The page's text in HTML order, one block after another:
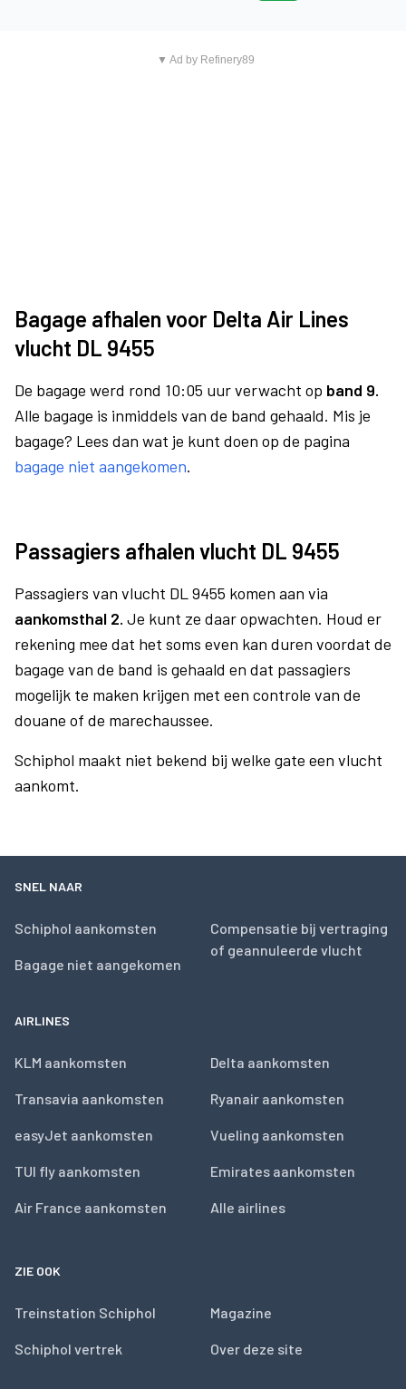
▼ Ad by Refinery89
Bagage afhalen voor Delta Air Lines
vlucht DL 9455
De bagage werd rond 10:05 uur verwacht op band 9.
Alle bagage is inmiddels van de band gehaald. Mis je
bagage? Lees dan wat je kunt doen op de pagina
bagage niet aangekomen.
Passagiers afhalen vlucht DL 9455
Passagiers van vlucht DL 9455 komen aan via
aankomsthal 2. Je kunt ze daar opwachten. Houd er
rekening mee dat het soms even kan duren voordat de
bagage van de band is gehaald en dat passagiers
mogelijk te maken krijgen met een controle van de
douane of de marechaussee.
Schiphol maakt niet bekend bij welke gate een vlucht
aankomt.
SNEL NAAR
Schiphol aankomsten
Bagage niet aangekomen
Compensatie bij vertraging
of geannuleerde vlucht
AIRLINES
KLM aankomsten
Transavia aankomsten
easyJet aankomsten
TUI fly aankomsten
Air France aankomsten
Delta aankomsten
Ryanair aankomsten
Vueling aankomsten
Emirates aankomsten
Alle airlines
ZIE OOK
Treinstation Schiphol
Schiphol vertrek
Magazine
Over deze site